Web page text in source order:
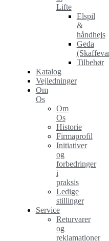
Lifte
Elspil
&
håndhejs
Geda
Tilbehør
Katalog
Vejledninger
Om
Os
Om
Os
Historie
Firmaprofil
Initiativer
og
forbedringer
i
praksis
Ledige
stillinger
Service
Returvarer
og
reklamationer